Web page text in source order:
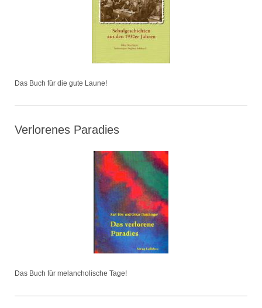
Das Buch für die gute Laune!
Verlorenes Paradies
Das Buch für melancholische Tage!